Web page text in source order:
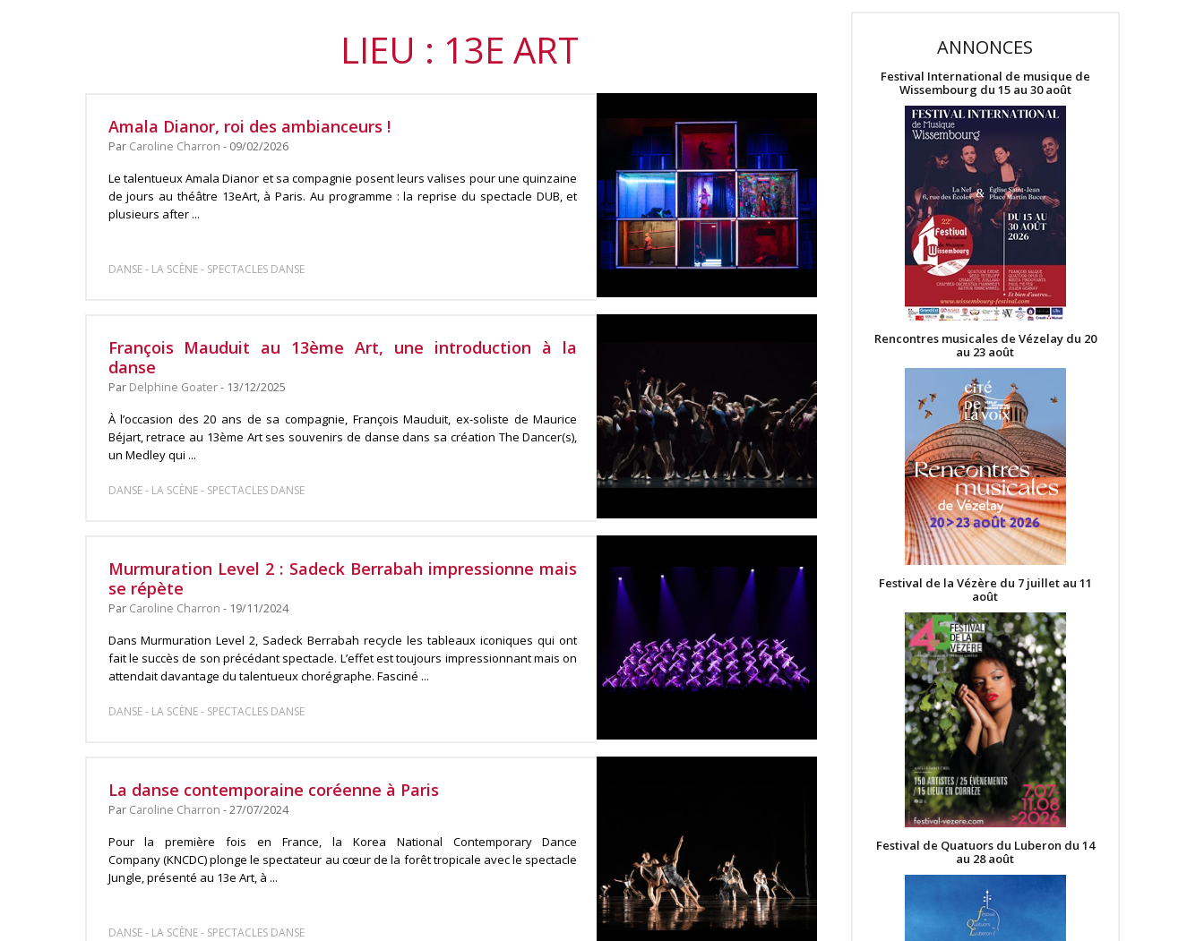
LIEU : 13E ART
Amala Dianor, roi des ambianceurs !
Par Caroline Charron - 09/02/2026
Le talentueux Amala Dianor et sa compagnie posent leurs valises pour une quinzaine
de jours au théâtre 13eArt, à Paris. Au programme : la reprise du spectacle DUB, et
plusieurs after ...
DANSE- LA SCÈNE- SPECTACLES DANSE
François Mauduit au 13ème Art, une introduction à la
danse
Par Delphine Goater- 13/12/2025
À l’occasion des 20 ans de sa compagnie, François Mauduit, ex-soliste de Maurice
Béjart, retrace au 13ème Art ses souvenirs de danse dans sa création The Dancer(s),
un Medley qui ...
DANSE- LA SCÈNE- SPECTACLES DANSE
Murmuration Level 2 : Sadeck Berrabah impressionne mais
se répète
Par Caroline Charron - 19/11/2024
Dans Murmuration Level 2, Sadeck Berrabah recycle les tableaux iconiques qui ont
fait le succès de son précédant spectacle. L’effet est toujours impressionnant mais on
attendait davantage du talentueux chorégraphe. Fasciné ...
DANSE- LA SCÈNE- SPECTACLES DANSE
La danse contemporaine coréenne à Paris
Par Caroline Charron - 27/07/2024
Pour la première fois en France, la Korea National Contemporary Dance
Company (KNCDC) plonge le spectateur au cœur de la forêt tropicale avec le spectacle
Jungle, présenté au 13e Art, à ...
DANSE- LA SCÈNE- SPECTACLES DANSE
ANNONCES
Festival International de musique de
Wissembourg du 15 au 30 août
Rencontres musicales de Vézelay du 20
au 23 août
Festival de la Vézère du 7 juillet au 11
août
Festival de Quatuors du Luberon du 14
au 28 août